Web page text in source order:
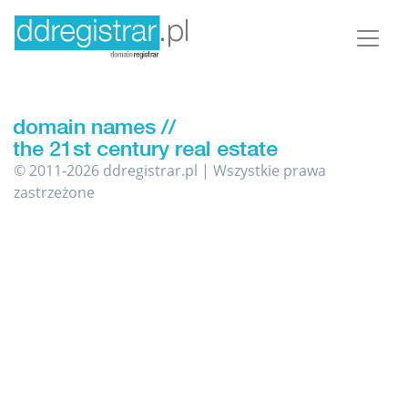
© 2011-2026 ddregistrar.pl | Wszystkie prawa
zastrzeżone